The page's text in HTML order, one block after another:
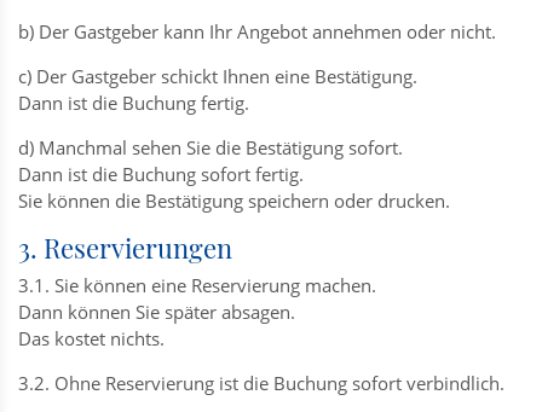
b) Der Gastgeber kann Ihr Angebot annehmen oder nicht.
c) Der Gastgeber schickt Ihnen eine Bestätigung.
Dann ist die Buchung fertig.
d) Manchmal sehen Sie die Bestätigung sofort.
Dann ist die Buchung sofort fertig.
Sie können die Bestätigung speichern oder drucken.
3. Reservierungen
3.1. Sie können eine Reservierung machen.
Dann können Sie später absagen.
Das kostet nichts.
3.2. Ohne Reservierung ist die Buchung sofort verbindlich.